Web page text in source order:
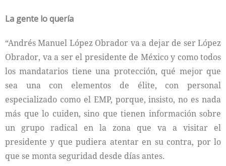
La gente lo quería
“Andrés Manuel López Obrador va a dejar de ser López
Obrador, va a ser el presidente de México y como todos
los mandatarios tiene una protección, qué mejor que
sea una con elementos de élite, con personal
especializado como el EMP, porque, insisto, no es nada
más que lo cuiden, sino que tienen información sobre
un grupo radical en la zona que va a visitar el
presidente y que pudiera atentar en su contra, por lo
que se monta seguridad desde días antes.